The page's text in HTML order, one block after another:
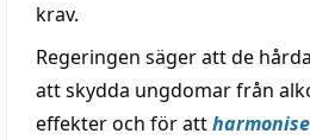
krav.
Regeringen säger att de
att skydda ungdomar från
effekter och för att